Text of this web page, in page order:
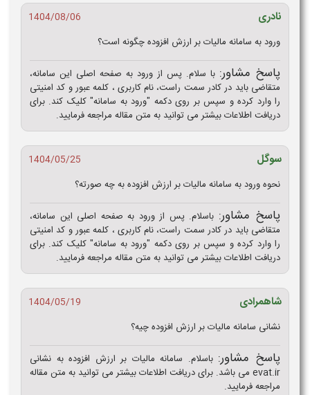
نادری
1404/08/06
ورود به سامانه مالیات بر ارزش افزوده چگونه است؟
پاسخ مشاور: با سلام. پس از ورود به صفحه اصلی این سامانه،
متقاضی باید در کادر سمت راست، نام کاربری ، کلمه عبور و کد امنیتی
را وارد کرده و سپس بر روی دکمه "ورود به سامانه" کلیک کند. برای
دریافت اطلاعات بیشتر می توانید به متن مقاله مراجعه فرمایید.
سوگل
1404/05/25
نحوه ورود به سامانه مالیات بر ارزش افزوده به چه صورته؟
پاسخ مشاور: باسلام. پس از ورود به صفحه اصلی این سامانه،
متقاضی باید در کادر سمت راست، نام کاربری ، کلمه عبور و کد امنیتی
را وارد کرده و سپس بر روی دکمه "ورود به سامانه" کلیک کند. برای
دریافت اطلاعات بیشتر می توانید به متن مقاله مراجعه فرمایید.
شاهمرادی
1404/05/19
نشانی سامانه مالیات بر ارزش افزوده چیه؟
پاسخ مشاور: باسلام. سامانه مالیات بر ارزش افزوده به نشانی
evat.ir می باشد. برای دریافت اطلاعات بیشتر می توانید به متن مقاله
مراجعه فرمایید.